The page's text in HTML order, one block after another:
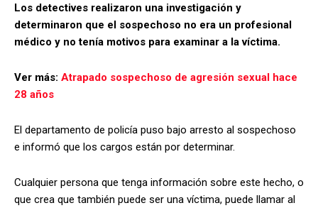
Los detectives realizaron una investigación y
determinaron que el sospechoso no era un profesional
médico y no tenía motivos para examinar a la víctima.
Ver más: Atrapado sospechoso de agresión sexual hace
28 años
El departamento de policía puso bajo arresto al sospechoso
e informó que los cargos están por determinar.
Cualquier persona que tenga información sobre este hecho, o
que crea que también puede ser una víctima, puede llamar al